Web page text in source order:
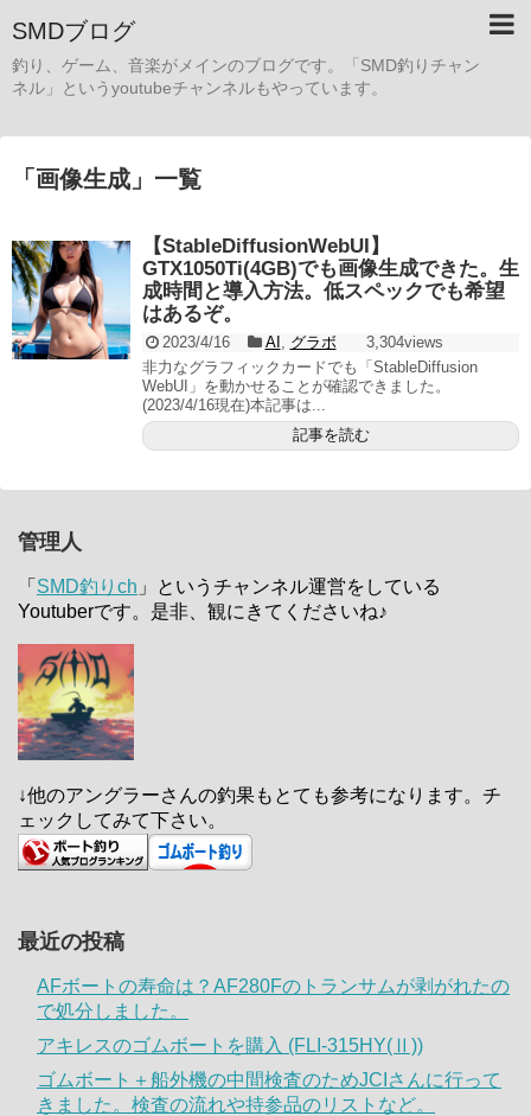
SMDブログ
釣り、ゲーム、音楽がメインのブログです。「SMD釣りチャン
ネル」というyoutubeチャンネルもやっています。
「 画像生成 」 一覧
【StableDiffusionWebUI】
GTX1050Ti(4GB)でも画像生成できた。生
成時間と導入方法。低スペックでも希望
はあるぞ。
2023/4/16 AI グラボ
3,304views
非力なグラフィックカードでも「StableDiffusion
WebUI」を動かせることが確認できました。
(2023/4/16現在)本記事は...
記事を読む
管理人
「 SMD釣りch 」というチャンネル運営をしている
Youtuberです。是非、観にきてくださいね♪
↓他のアングラーさんの釣果もとても参考になります。チ
ェックしてみて下さい。
最近の投稿
AFボートの寿命は？AF280Fのトランサムが剥がれたの
で処分しました。
アキレスのゴムボートを購入 (FLI-315HY(Ⅱ))
ゴムボート＋船外機の中間検査のためJCIさんに行って
きました。検査の流れや持参品のリストなど。